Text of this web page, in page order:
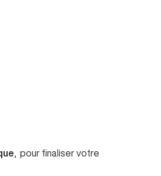
, pour finaliser votre